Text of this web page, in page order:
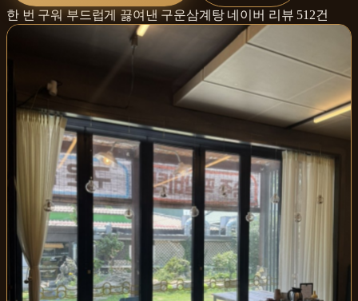
한 번 구워 부드럽게 끓여낸 구운삼계탕네이버 리뷰 512건